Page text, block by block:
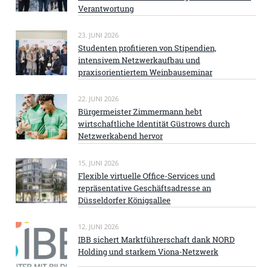
Verantwortung
23. JUNI 2026
Studenten profitieren von Stipendien,
intensivem Netzwerkaufbau und
praxisorientiertem Weinbauseminar
22. JUNI 2026
Bürgermeister Zimmermann hebt
wirtschaftliche Identität Güstrows durch
Netzwerkabend hervor
15. JUNI 2026
Flexible virtuelle Office-Services und
repräsentative Geschäftsadresse an
Düsseldorfer Königsallee
12. JUNI 2026
IBB sichert Marktführerschaft dank NORD
Holding und starkem Viona-Netzwerk